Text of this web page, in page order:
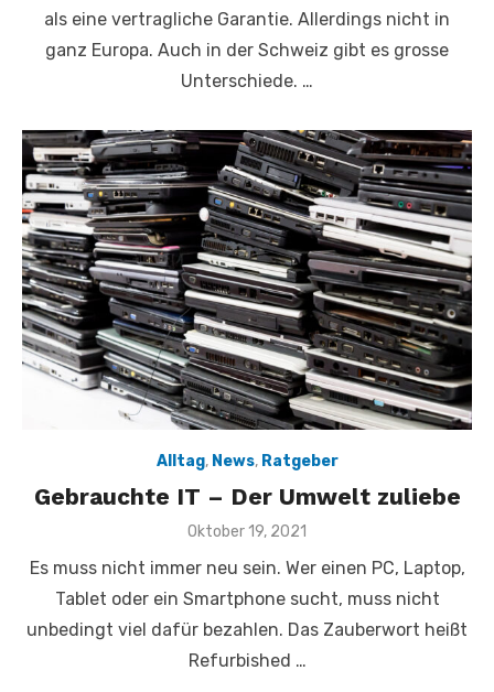
als eine vertragliche Garantie. Allerdings nicht in
ganz Europa. Auch in der Schweiz gibt es grosse
Unterschiede. …
Alltag, News, Ratgeber
Gebrauchte IT – Der Umwelt zuliebe
Veröffentlicht
Oktober 19, 2021
Es muss nicht immer neu sein. Wer einen PC, Laptop,
Tablet oder ein Smartphone sucht, muss nicht
unbedingt viel dafür bezahlen. Das Zauberwort heißt
Refurbished …